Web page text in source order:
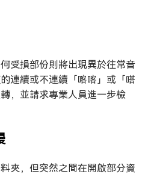
受損部份則將出現異於往常音
連續或不連續「喀喀」或「嗒
，並請求專業人員進一步檢
夾，但突然之間在開啟部分資